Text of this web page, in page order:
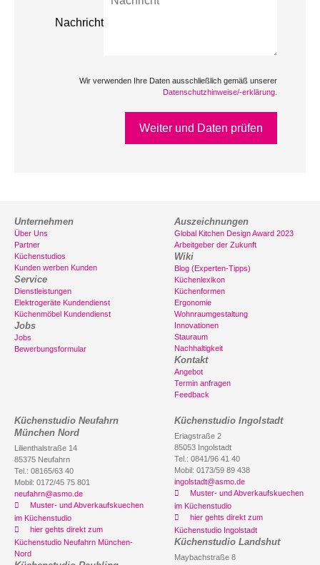
Nachricht
Wir verwenden Ihre Daten ausschließlich gemäß unserer
Datenschutzhinweise/-erklärung
Weiter und Daten prüfen
Unternehmen
Über Uns
Partner
Küchenstudios
Kunden werben Kunden
Service
Dienstleistungen
Elektrogeräte Kundendienst
Küchenmöbel Kundendienst
Jobs
Jobs
Bewerbungsformular
Auszeichnungen
Global Kitchen Design Award 2023
Arbeitgeber der Zukunft
Wiki
Blog (Experten-Tipps)
Küchenlexikon
Küchenformen
Ergonomie
Wohnraumgestaltung
Innovationen
Stauraum
Nachhaltigkeit
Kontakt
Angebot
Termin anfragen
Feedback
Küchenstudio Neufahrn
München Nord
Lilienthalstraße 14
85375 Neufahrn
Tel.: 08165/63 40
Mobil: 0172/45 75 801
neufahrn@asmo.de
Muster- und Abverkaufskuechen
im Küchenstudio
hier gehts direkt zum
Küchenstudio Neufahrn München-
Nord
Küchenstudio Ingolstadt
Eriagstraße 2
85053 Ingolstadt
Tel.: 0841/96 41 40
Mobil: 0173/59 89 438
ingolstadt@asmo.de
Muster- und Abverkaufskuechen
im Küchenstudio
hier gehts direkt zum
Küchenstudio Ingolstadt
Küchenstudio Landshut
Maybachstraße 8